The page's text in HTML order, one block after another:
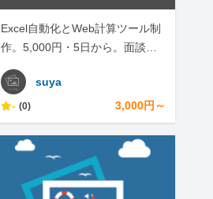
Excel自動化とWeb計算ツール制
作。5,000円・5日から。面談な
suya
- (0) 3,000円～